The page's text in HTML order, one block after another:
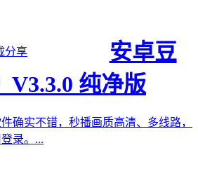
分享
安卓豆
纯净版
确实不错，秒播画质高清、多线路，
录。...